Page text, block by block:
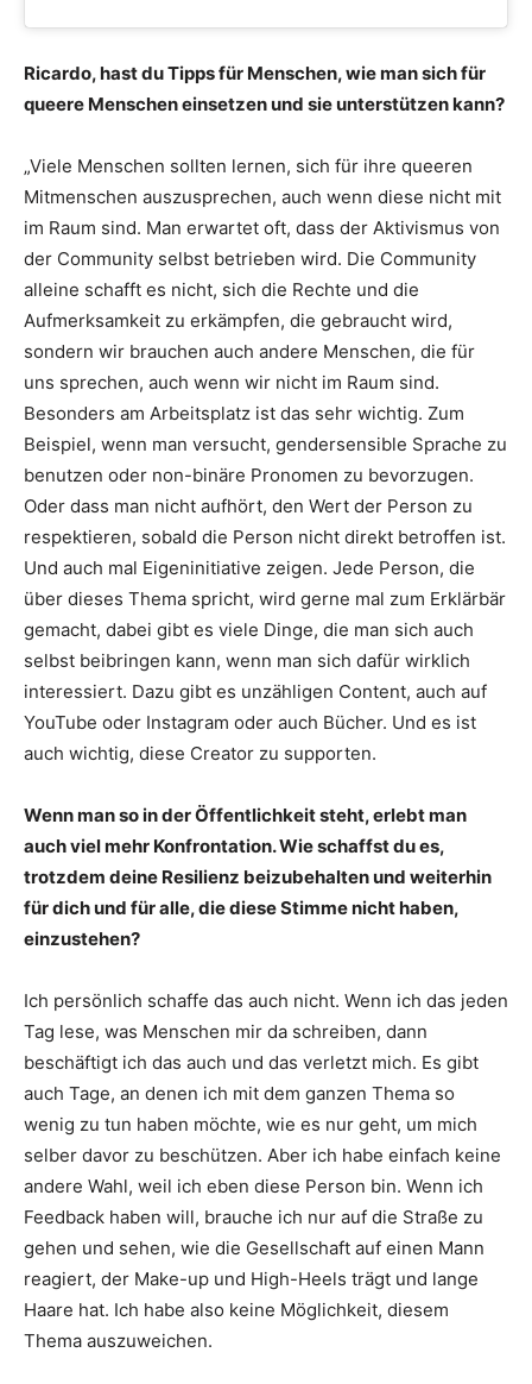
Ricardo, hast du Tipps für Menschen, wie man sich für
queere Menschen einsetzen und sie unterstützen kann?
„Viele Menschen sollten lernen, sich für ihre queeren
Mitmenschen auszusprechen, auch wenn diese nicht mit
im Raum sind. Man erwartet oft, dass der Aktivismus von
der Community selbst betrieben wird. Die Community
alleine schafft es nicht, sich die Rechte und die
Aufmerksamkeit zu erkämpfen, die gebraucht wird,
sondern wir brauchen auch andere Menschen, die für
uns sprechen, auch wenn wir nicht im Raum sind.
Besonders am Arbeitsplatz ist das sehr wichtig. Zum
Beispiel, wenn man versucht, gendersensible Sprache zu
benutzen oder non-binäre Pronomen zu bevorzugen.
Oder dass man nicht aufhört, den Wert der Person zu
respektieren, sobald die Person nicht direkt betroffen ist.
Und auch mal Eigeninitiative zeigen. Jede Person, die
über dieses Thema spricht, wird gerne mal zum Erklärbär
gemacht, dabei gibt es viele Dinge, die man sich auch
selbst beibringen kann, wenn man sich dafür wirklich
interessiert. Dazu gibt es unzähligen Content, auch auf
YouTube oder Instagram oder auch Bücher. Und es ist
auch wichtig, diese Creator zu supporten.
Wenn man so in der Öffentlichkeit steht, erlebt man
auch viel mehr Konfrontation. Wie schaffst du es,
trotzdem deine Resilienz beizubehalten und weiterhin
für dich und für alle, die diese Stimme nicht haben,
einzustehen?
Ich persönlich schaffe das auch nicht. Wenn ich das jeden
Tag lese, was Menschen mir da schreiben, dann
beschäftigt ich das auch und das verletzt mich. Es gibt
auch Tage, an denen ich mit dem ganzen Thema so
wenig zu tun haben möchte, wie es nur geht, um mich
selber davor zu beschützen. Aber ich habe einfach keine
andere Wahl, weil ich eben diese Person bin. Wenn ich
Feedback haben will, brauche ich nur auf die Straße zu
gehen und sehen, wie die Gesellschaft auf einen Mann
reagiert, der Make-up und High-Heels trägt und lange
Haare hat. Ich habe also keine Möglichkeit, diesem
Thema auszuweichen.